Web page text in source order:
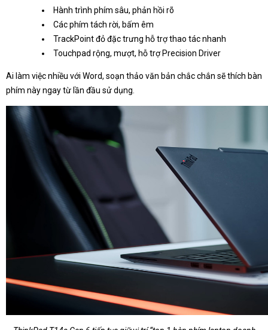
Hành trình phím sâu, phản hồi rõ
Các phím tách rời, bấm êm
TrackPoint đỏ đặc trưng hỗ trợ thao tác nhanh
Touchpad rộng, mượt, hỗ trợ Precision Driver
Ai làm việc nhiều với Word, soạn thảo văn bản chắc chắn sẽ thích bàn
phím này ngay từ lần đầu sử dụng.